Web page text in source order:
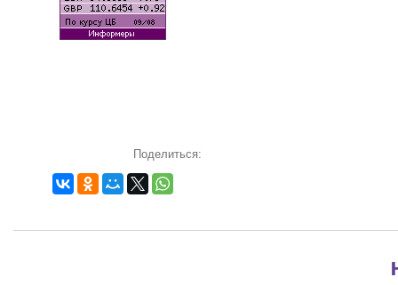
Поделиться: